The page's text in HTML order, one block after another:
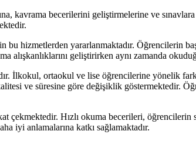
kavrama becerilerini geliştirmelerine ve
hizmetlerden yararlanmaktadır. Öğrencilerin
geliştirirken aynı zamanda
İlkokul, ortaokul ve lise öğrencilerine yönelik
ve süresine göre değişiklik göstermektedir.
Hızlı okuma becerileri, öğrencilerin
iyi anlamalarına katkı sağlamaktadır.